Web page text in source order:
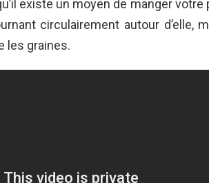
existe un moyen de manger
circulairement autour d’elle,
les graines.